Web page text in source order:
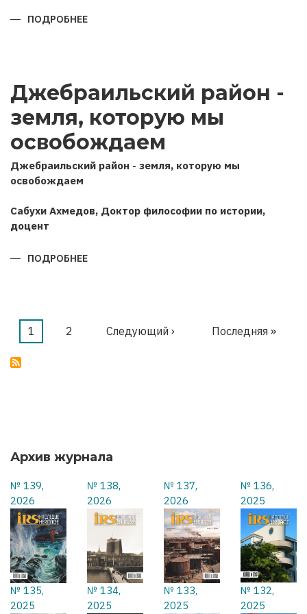
ПОДРОБНЕЕ
ГОДА
(НА
ИНТЕРВЬЮ
ГЛАВЫ
РОССИЙСКИМ
ИНФОРМАЦИОННЫМ
АГЕНТСТВАМ
ТАСС
Джебраильский район -
земля, которую мы
освобождаем
Джебраильский район - земля, которую мы
освобождаем
Сабухи Ахмедов, Доктор философии по истории,
доцент
ПОДРОБНЕЕ
ОСВОБОЖДАЕМ
Нумерация
страниц
Текущая
1 Страница
2
Следующая
Следующий ›
Последняя
Последняя »
Архив журнала
№ 139,
2026
№ 138,
2026
№ 137,
2026
№ 136,
2025
№ 135,
2025
№ 134,
2025
№ 133,
2025
№ 132,
2025